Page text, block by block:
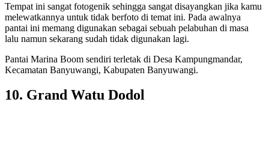
Tempat ini sangat fotogenik sehingga sangat disayangkan jika kamu
melewatkannya untuk tidak berfoto di temat ini. Pada awalnya
pantai ini memang digunakan sebagai sebuah pelabuhan di masa
lalu namun sekarang sudah tidak digunakan lagi.
Pantai Marina Boom sendiri terletak di Desa Kampungmandar,
Kecamatan Banyuwangi, Kabupaten Banyuwangi.
10. Grand Watu Dodol